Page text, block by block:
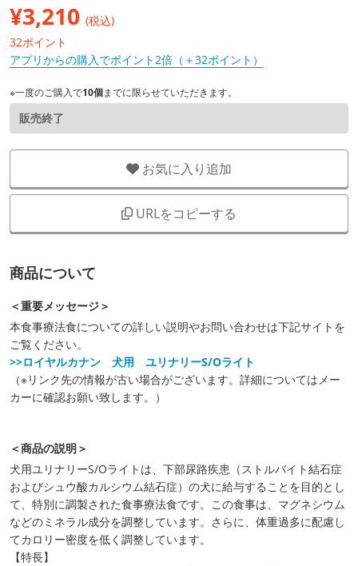
¥3,210 (税込)
32ポイント
アプリからの購入でポイント2倍（＋32ポイント）
※一度のご購入で10個までに限らせていただきます。
販売終了
お気に入り追加
URLをコピーする
商品について
＜重要メッセージ＞
本食事療法食についての詳しい説明やお問い合わせは下記サイトを
ご覧ください。
>>ロイヤルカナン 犬用 ユリナリーS/Oライト
（※リンク先の情報が古い場合がございます。詳細についてはメー
カーに確認お願い致します。）
＜商品の説明＞
犬用ユリナリーS/Oライトは、下部尿路疾患（ストルバイト結石症
およびシュウ酸カルシウム結石症）の犬に給与することを目的とし
て、特別に調製された食事療法食です。この食事は、マグネシウム
などのミネラル成分を調整しています。さらに、体重過多に配慮し
てカロリー密度を低く調整しています。
【特長】